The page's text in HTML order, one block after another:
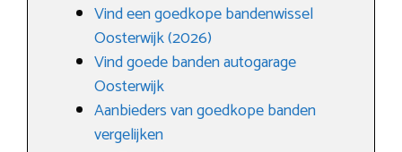
Vind een goedkope bandenwissel
Oosterwijk (2026)
Vind goede banden autogarage
Oosterwijk
Aanbieders van goedkope banden
vergelijken